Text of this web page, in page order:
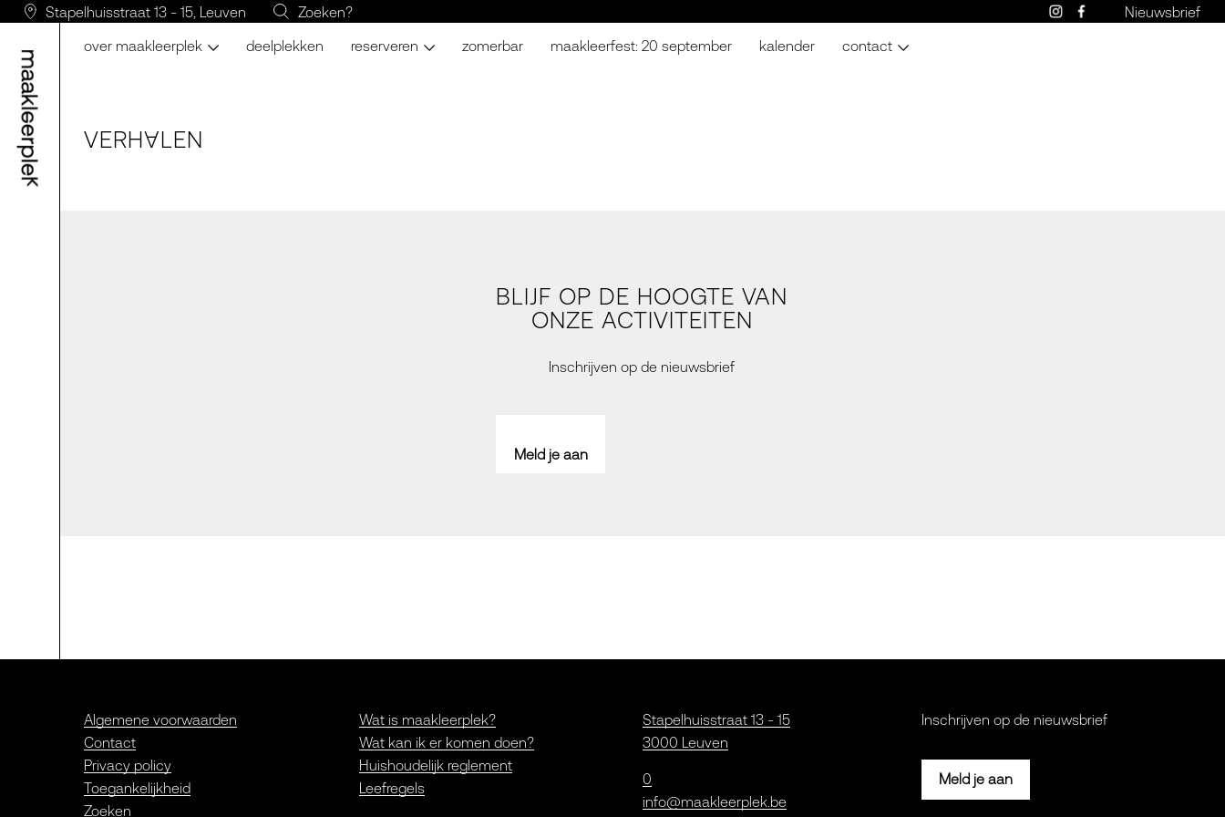
Stapelhuisstraat 13 - 15, Leuven Zoeken? Nieuwsbrief
over maakleerplek deelplekken reserveren zomerbar maakleerfest: 20 september kalender contact
VERHALEN
BLIJF OP DE HOOGTE VAN
ONZE ACTIVITEITEN
Inschrijven op de nieuwsbrief
Meld je aan
Algemene voorwaarden
Contact
Privacy policy
Toegankelijkheid
Zoeken
Wat is maakleerplek?
Wat kan ik er komen doen?
Huishoudelijk reglement
Leefregels
Stapelhuisstraat 13 - 15
3000 Leuven
0
info@maakleerplek.be
Inschrijven op de nieuwsbrief
Meld je aan